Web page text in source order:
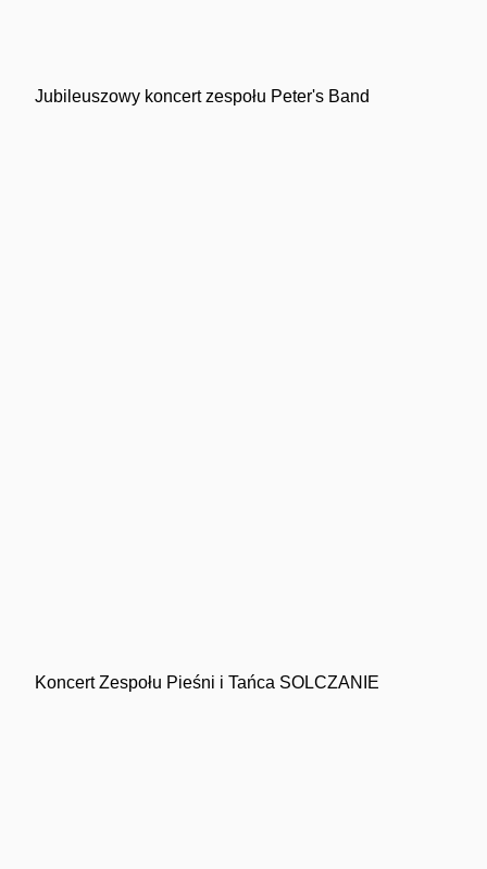
Jubileuszowy koncert zespołu Peter's Band
Koncert Zespołu Pieśni i Tańca SOLCZANIE